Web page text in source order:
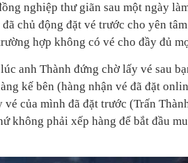
nghiệp thư giãn sau một ngày
đã chủ động đặt vé trước cho yên
hợp không có vé cho đầy đủ
anh Thành đứng chờ lấy vé sau
kế bên (hàng nhận vé đã đặt
vé của mình đã đặt trước (Trấn
không phải xếp hàng để bắt đầu